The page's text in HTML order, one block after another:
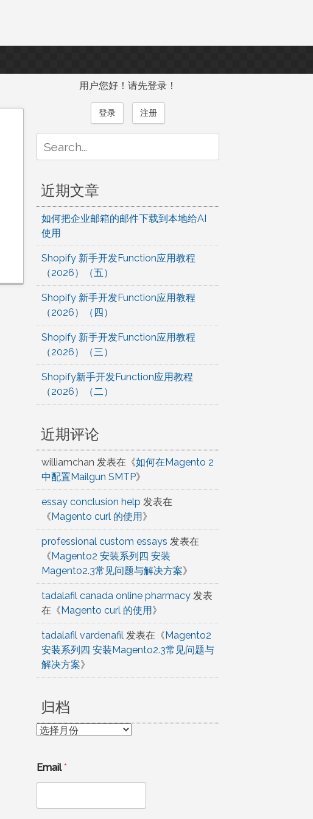
用户您好！请先登录！
登录 注册
for:
近期文章
如何把企业邮箱的邮件下载到本地给AI
使用
Shopify 新手开发Function应用教程
（2026）（五）
Shopify 新手开发Function应用教程
（2026）（四）
Shopify 新手开发Function应用教程
（2026）（三）
Shopify新手开发Function应用教程
（2026）（二）
近期评论
williamchan 发表在《如何在Magento 2
中配置Mailgun SMTP》
essay conclusion help 发表在
《Magento curl 的使用》
professional custom essays 发表在
《Magento2 安装系列四 安装
Magento2.3常见问题与解决方案》
tadalafil canada online pharmacy发表
在《Magento curl 的使用》
tadalafil vardenafil发表在《Magento2
安装系列四 安装Magento2.3常见问题与
解决方案》
归档
归
Email*